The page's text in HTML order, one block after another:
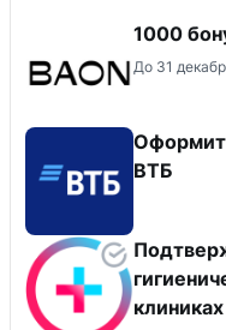
1000
До 31
ВТБ